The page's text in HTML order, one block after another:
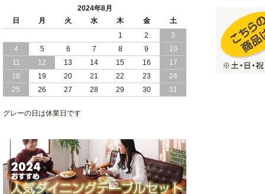
組立設置付
日本製 大容量 収納 跳ね上げ式 （ リフ
トアップ ） ベッド 横開き ヘッドボー
ド 組立設置 付き
2024/04/25
日本製 収納 跳ね上げ式 リフトアップ
ベッド 縦開き ヘッドボード 組立設置サ
2024年8月
日
月 火 水 木 金
土
1
2
3
4
5 6 7 8 9
10
11
12 13 14 15 16
17
18
19 20 21 22 23
24
25
26 27 28 29 30 31
グレーの日は休業日です